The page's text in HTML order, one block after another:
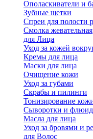
Ополаскиватели и
Зубные щетки
Спреи для полости
Смолка жевательная
для Лица
Уход за кожей
Кремы для лица
Маски для лица
Очищение кожи
Уход за губами
Скрабы и пилинги
Тонизирование
Сыворотки и
Масла для лица
Уход за бровями и
для Волос